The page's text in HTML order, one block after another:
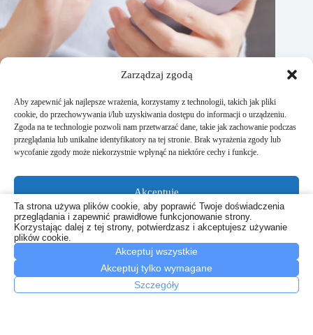
Zarządzaj zgodą
Aby zapewnić jak najlepsze wrażenia, korzystamy z technologii, takich jak pliki
cookie, do przechowywania i/lub uzyskiwania dostępu do informacji o urządzeniu.
Zgoda na te technologie pozwoli nam przetwarzać dane, takie jak zachowanie podczas
przeglądania lub unikalne identyfikatory na tej stronie. Brak wyrażenia zgody lub
wycofanie zgody może niekorzystnie wpłynąć na niektóre cechy i funkcje.
Akceptuję
Odmów
Zobacz preferencje
Polityka plików cookiesPolityka prywatności
Najlepsza oferta na kartę z internetem – oferta POD PRĄD od
10 marca, 2026
Ta strona używa plików cookie, aby poprawić Twoje doświadczenia
przeglądania i zapewnić prawidłowe funkcjonowanie strony.
Korzystając dalej z tej strony, potwierdzasz i akceptujesz używanie
plików cookie.
Akceptuj wszystkie
Akceptuj tylko wymagane
Szczegóły